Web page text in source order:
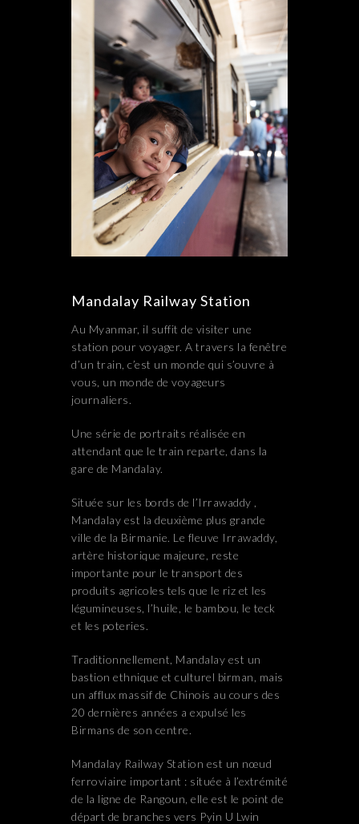
Mandalay Railway Station
Au Myanmar, il suffit de visiter une
station pour voyager. A travers la fenêtre
d’un train, c’est un monde qui s’ouvre à
vous, un monde de voyageurs
journaliers.
Une série de portraits réalisée en
attendant que le train reparte, dans la
gare de Mandalay.
Située sur les bords de l’Irrawaddy ,
Mandalay est la deuxième plus grande
ville de la Birmanie. Le fleuve Irrawaddy,
artère historique majeure, reste
importante pour le transport des
produits agricoles tels que le riz et les
légumineuses, l’huile, le bambou, le teck
et les poteries.
Traditionnellement, Mandalay est un
bastion ethnique et culturel birman, mais
un afflux massif de Chinois au cours des
20 dernières années a expulsé les
Birmans de son centre.
Mandalay Railway Station est un nœud
ferroviaire important : située à l’extrémité
de la ligne de Rangoun, elle est le point de
départ de branches vers Pyin U Lwin